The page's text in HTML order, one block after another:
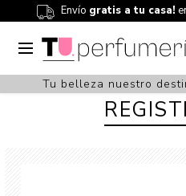
Envío gratis a tu casa!
Tu belleza nuestro